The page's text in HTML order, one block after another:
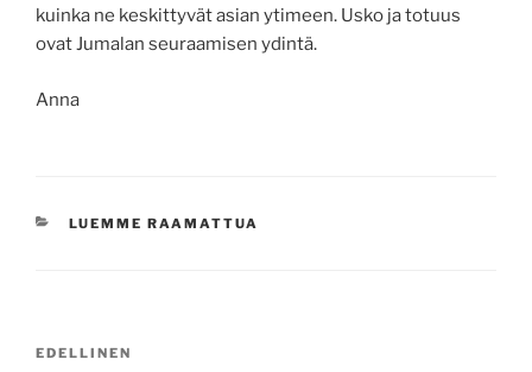
kuinka ne keskittyvät asian ytimeen. Usko ja totuus
ovat Jumalan seuraamisen ydintä.
Anna
KATEGORIAT
LUEMME RAAMATTUA
Edellinen
EDELLINEN